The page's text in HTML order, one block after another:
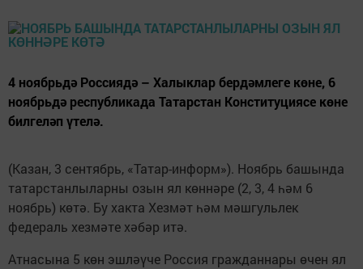
4 ноябрьдә Россиядә – Халыклар бердәмлеге көне, 6
ноябрьдә республикада Татарстан Конституциясе көне
билгеләп үтелә.
(Казан, 3 сентябрь, «Татар-информ»). Ноябрь башында
татарстанлыларны озын ял көннәре (2, 3, 4 һәм 6
ноябрь) көтә. Бу хакта Хезмәт һәм мәшгульлек
федераль хезмәте хәбәр итә.
Атнасына 5 көн эшләүче Россия гражданнары өчен ял